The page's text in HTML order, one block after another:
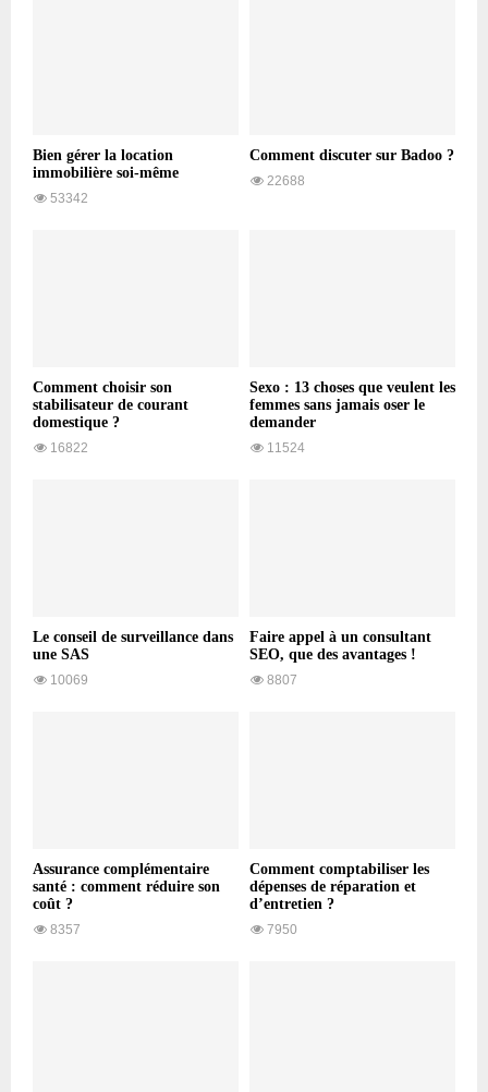
Bien gérer la location
immobilière soi-même
53342
Comment discuter sur Badoo ?
22688
Comment choisir son
stabilisateur de courant
domestique ?
16822
Sexo : 13 choses que veulent les
femmes sans jamais oser le
demander
11524
Le conseil de surveillance dans
une SAS
10069
Faire appel à un consultant
SEO, que des avantages !
8807
Assurance complémentaire
santé : comment réduire son
coût ?
8357
Comment comptabiliser les
dépenses de réparation et
d’entretien ?
7950